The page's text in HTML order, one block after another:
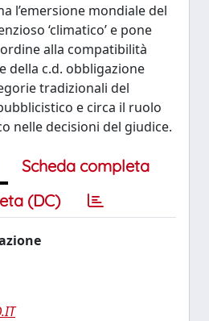
l’emersione mondiale del
‘climatico’ e pone
alla compatibilità
della c.d. obbligazione
tradizionali del
e circa il ruolo
nelle decisioni del giudice.
Scheda completa
(DC)